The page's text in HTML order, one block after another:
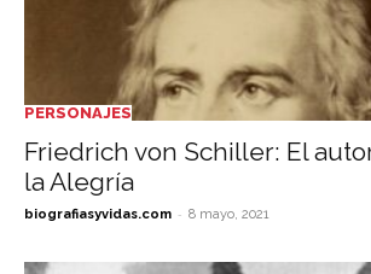
PERSONAJES
Friedrich von Schiller: El
la Alegría
biografiasyvidas.com - 8 mayo, 2021